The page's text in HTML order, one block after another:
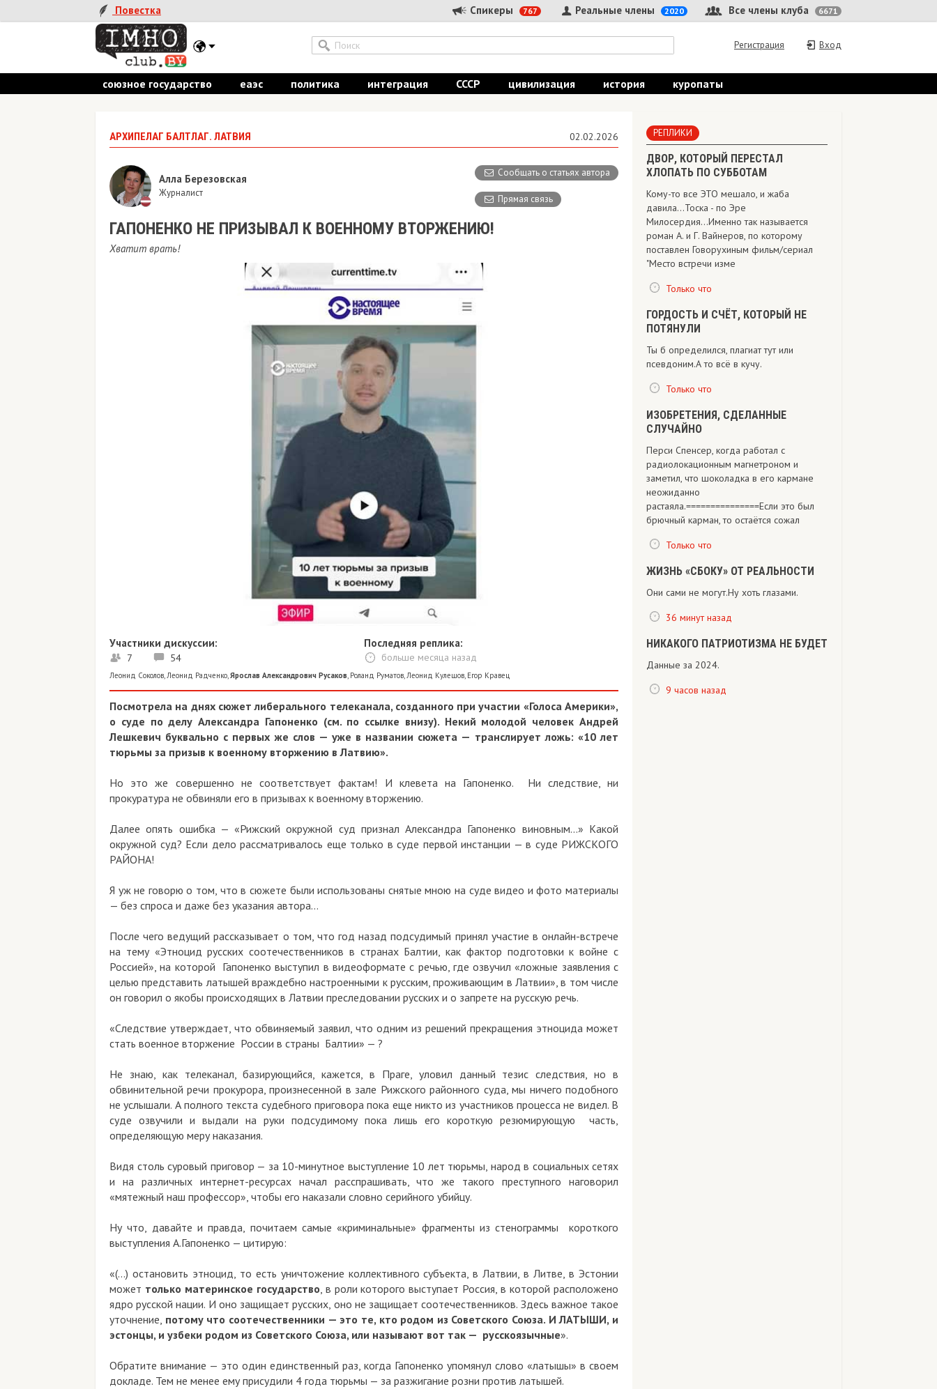
Повестка Спикеры 767 Все члены клуба 6671
Реальные члены 2020
Вход
Регистрация
союзное государство еаэс политика интеграция СССР цивилизация история куропаты
АРХИПЕЛАГ БАЛТЛАГ. ЛАТВИЯ 02.02.2026
Сообщать о статьях автора
Прямая связь
Алла Березовская
Журналист
ГАПОНЕНКО НЕ ПРИЗЫВАЛ К ВОЕННОМУ ВТОРЖЕНИЮ!
Хватит врать!
Участники дискуссии:
7 54
Последняя реплика:
больше месяца назад
Леонид Соколов,Леонид Радченко,Ярослав Александрович Русаков, Роланд Руматов,Леонид Кулешов, Егор Кравец
Посмотрела на днях сюжет либерального телеканала, созданного при участии «Голоса Америки»,
о суде по делу Александра Гапоненко (см. по ссылке внизу). Некий молодой человек Андрей
Лешкевич буквально с первых же слов — уже в названии сюжета — транслирует ложь: «10 лет
тюрьмы за призыв к военному вторжению в Латвию».
Но это же совершенно не соответствует фактам! И клевета на Гапоненко. Ни следствие, ни
прокуратура не обвиняли его в призывах к военному вторжению.
Далее опять ошибка — «Рижский окружной суд признал Александра Гапоненко виновным...» Какой
окружной суд? Если дело рассматривалось еще только в суде первой инстанции — в суде РИЖСКОГО
РАЙОНА!
Я уж не говорю о том, что в сюжете были использованы снятые мною на суде видео и фото материалы
— без спроса и даже без указания автора…
После чего ведущий рассказывает о том, что год назад подсудимый принял участие в онлайн-встрече
на тему «Этноцид русских соотечественников в странах Балтии, как фактор подготовки к войне с
Россией», на которой Гапоненко выступил в видеоформате с речью, где озвучил «ложные заявления с
целью представить латышей враждебно настроенными к русским, проживающим в Латвии», в том числе
он говорил о якобы происходящих в Латвии преследовании русских и о запрете на русскую речь.
«Следствие утверждает, что обвиняемый заявил, что одним из решений прекращения этноцида может
стать военное вторжение России в страны Балтии» — ?
Не знаю, как телеканал, базирующийся, кажется, в Праге, уловил данный тезис следствия, но в
обвинительной речи прокурора, произнесенной в зале Рижского районного суда, мы ничего подобного
не услышали. А полного текста судебного приговора пока еще никто из участников процесса не видел. В
суде озвучили и выдали на руки подсудимому пока лишь его короткую резюмирующую часть,
определяющую меру наказания.
Видя столь суровый приговор — за 10-минутное выступление 10 лет тюрьмы, народ в социальных сетях
и на различных интернет-ресурсах начал расспрашивать, что же такого преступного наговорил
«мятежный наш профессор», чтобы его наказали словно серийного убийцу.
Ну что, давайте и правда, почитаем самые «криминальные» фрагменты из стенограммы короткого
выступления А.Гапоненко — цитирую:
«(…) остановить этноцид, то есть уничтожение коллективного субъекта, в Латвии, в Литве, в Эстонии
может только материнское государство, в роли которого выступает Россия, в которой расположено
ядро русской нации. И оно защищает русских, оно не защищает соотечественников. Здесь важное такое
уточнение, потому что соотечественники — это те, кто родом из Советского Союза. И ЛАТЫШИ, и
эстонцы, и узбеки родом из Советского Союза, или называют вот так — русскоязычные».
Обратите внимание — это один единственный раз, когда Гапоненко упомянул слово «латышы» в своем
докладе. Тем не менее ему присудили 4 года тюрьмы — за разжигание розни против латышей.
РЕПЛИКИ
ДВОР, КОТОРЫЙ ПЕРЕСТАЛ
ХЛОПАТЬ ПО СУББОТАМ
Кому-то все ЭТО мешало, и жаба
давила...Тоска - по Эре
Милосердия...Именно так называется
роман А. и Г. Вайнеров, по которому
поставлен Говорухиным фильм/сериал
"Место встречи изме
Только что
ГОРДОСТЬ И СЧЁТ, КОТОРЫЙ НЕ
ПОТЯНУЛИ
Ты б определился, плагиат тут или
псевдоним.А то всё в кучу.
Только что
ИЗОБРЕТЕНИЯ, СДЕЛАННЫЕ
СЛУЧАЙНО
Перси Спенсер, когда работал с
радиолокационным магнетроном и
заметил, что шоколадка в его кармане
неожиданно
растаяла.===============Если это был
брючный карман, то остаётся сожал
Только что
ЖИЗНЬ «СБОКУ» ОТ РЕАЛЬНОСТИ
Они сами не могут.Ну хоть глазами.
36 минут назад
НИКАКОГО ПАТРИОТИЗМА НЕ БУДЕТ
Данные за 2024.
9 часов назад